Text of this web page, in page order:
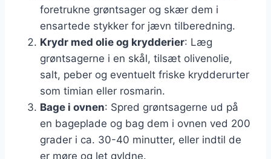
foretrukne grøntsager og skær dem i
ensartede stykker for jævn tilberedning.
Krydr med olie og krydderier: Læg
grøntsagerne i en skål, tilsæt olivenolie,
salt, peber og eventuelt friske krydderurter
som timian eller rosmarin.
Bage i ovnen: Spred grøntsagerne ud på
en bageplade og bag dem i ovnen ved 200
grader i ca. 30-40 minutter, eller indtil de
er møre og let gyldne.